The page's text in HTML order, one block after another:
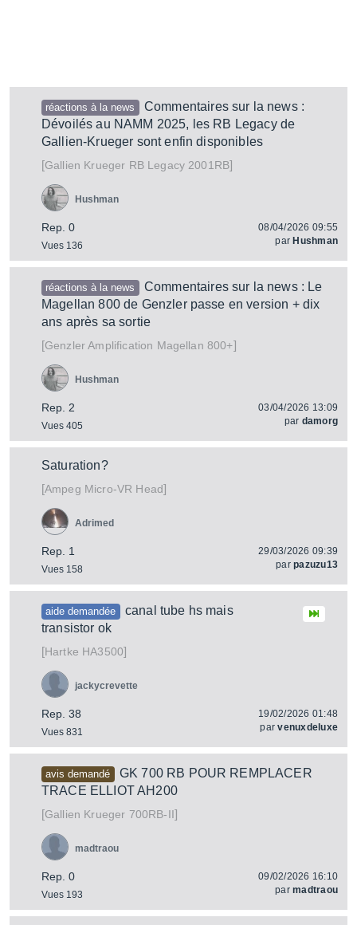
réactions à la news
Commentaires sur la news :
Dévoilés au NAMM 2025, les RB Legacy de
Gallien-Krueger sont enfin disponibles
[Gallien Krueger RB Legacy 2001RB]
Rep. 0
Vues 136
Hushman
08/04/2026 09:55
par Hushman
réactions à la news
Commentaires sur la news : Le
Magellan 800 de Genzler passe en version + dix
ans après sa sortie
[Genzler Amplification Magellan 800+]
Rep. 2
Vues 405
Hushman
03/04/2026 13:09
par damorg
Saturation?
[Ampeg Micro-VR Head]
Rep. 1
Vues 158
Adrimed
29/03/2026 09:39
parpazuzu13
aide demandée
canal tube hs mais
transistor ok
[Hartke HA3500]
Rep. 38
Vues 831
jackycrevette
19/02/2026 01:48
parvenuxdeluxe
avis demandé
GK 700 RB POUR REMPLACER
TRACE ELLIOT AH200
[Gallien Krueger 700RB-II]
Rep. 0
Vues 193
madtraou
09/02/2026 16:10
parmadtraou